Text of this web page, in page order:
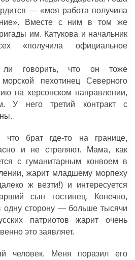
— «моя работа получила
Вместе с ним в том же
им. Катукова и начальник
«получила официальное
говорить, что он тоже
пехотинец Северного
на херсонском направлении,
У него третий контракт с
брат где-то на границе,
и не стреляют. Мама, как
с гуманитарным конвоем в
жарит младшему морпеху
ж везти!) и интересуется
сын гостинец. Конечно,
сторону — больше тысячи
патриотов жарит очень
это заявляет.
человек. Меня поразил его